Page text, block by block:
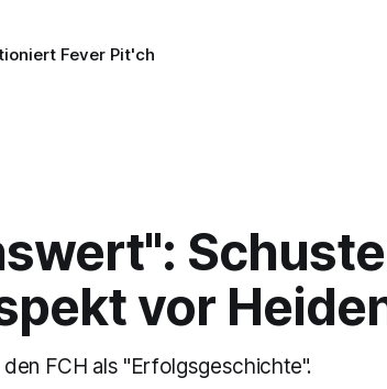
Fever Pit'ch
vor
FCH als "Erfolgsgeschichte".